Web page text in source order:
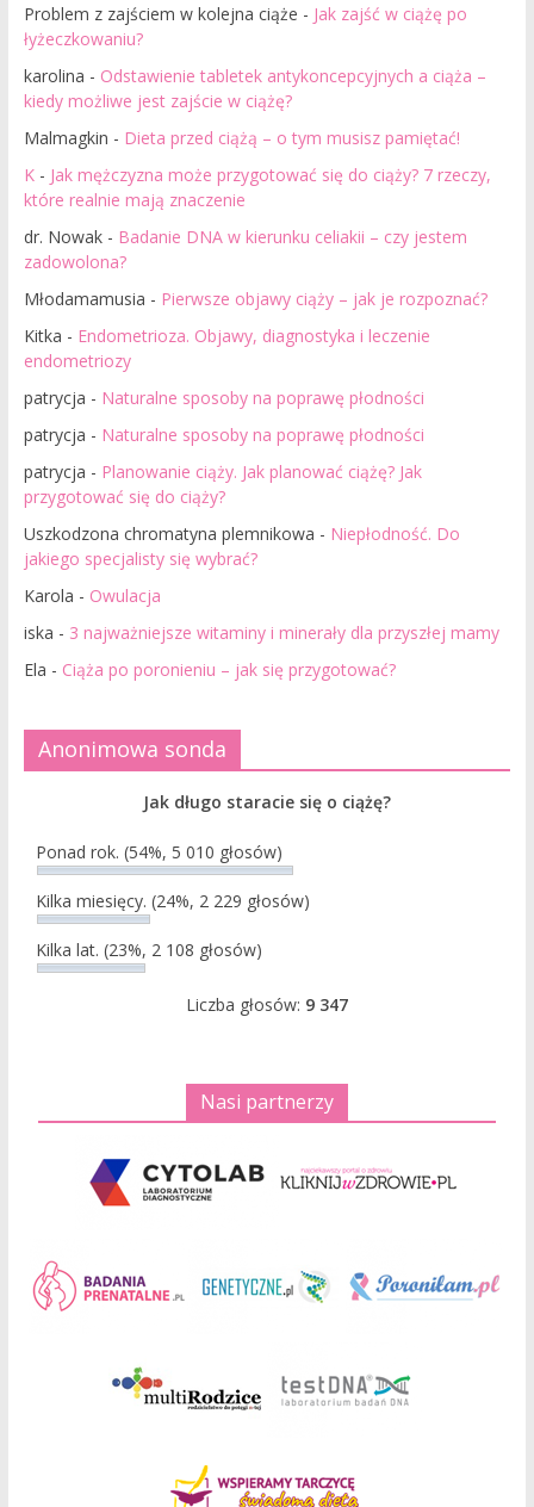
Problem z zajściem w kolejna ciąże - Jak zajść w ciążę po
łyżeczkowaniu?
karolina - Odstawienie tabletek antykoncepcyjnych a ciąża –
kiedy możliwe jest zajście w ciążę?
Malmagkin - Dieta przed ciążą – o tym musisz pamiętać!
K- Jak mężczyzna może przygotować się do ciąży? 7 rzeczy,
które realnie mają znaczenie
dr. Nowak- Badanie DNA w kierunku celiakii – czy jestem
zadowolona?
Młodamamusia - Pierwsze objawy ciąży – jak je rozpoznać?
Kitka - Endometrioza. Objawy, diagnostyka i leczenie
endometriozy
patrycja - Naturalne sposoby na poprawę płodności
patrycja - Naturalne sposoby na poprawę płodności
patrycja - Planowanie ciąży. Jak planować ciążę? Jak
przygotować się do ciąży?
Uszkodzona chromatyna plemnikowa - Niepłodność. Do
jakiego specjalisty się wybrać?
Karola - Owulacja
iska - 3 najważniejsze witaminy i minerały dla przyszłej mamy
Ela - Ciąża po poronieniu – jak się przygotować?
Anonimowa sonda
Jak długo staracie się o ciążę?
Ponad rok. (54%, 5 010 głosów)
Kilka miesięcy. (24%, 2 229 głosów)
Kilka lat. (23%, 2 108 głosów)
Liczba głosów: 9 347
Nasi partnerzy